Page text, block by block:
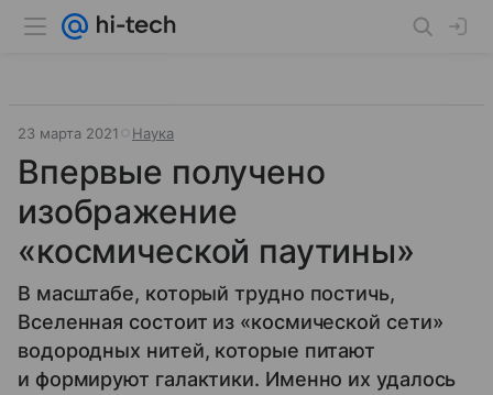
23 марта 2021 Наука
Впервые получено
изображение
«космической паутины»
В масштабе, который трудно постичь,
Вселенная состоит из «космической сети»
водородных нитей, которые питают
и формируют галактики. Именно их удалось